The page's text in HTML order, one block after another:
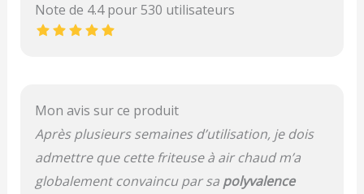
Note de 4.4 pour 530 utilisateurs
Mon avis sur ce produit
Après plusieurs semaines d’utilisation, je dois
admettre que cette friteuse à air chaud m’a
globalement convaincu par sa polyvalence